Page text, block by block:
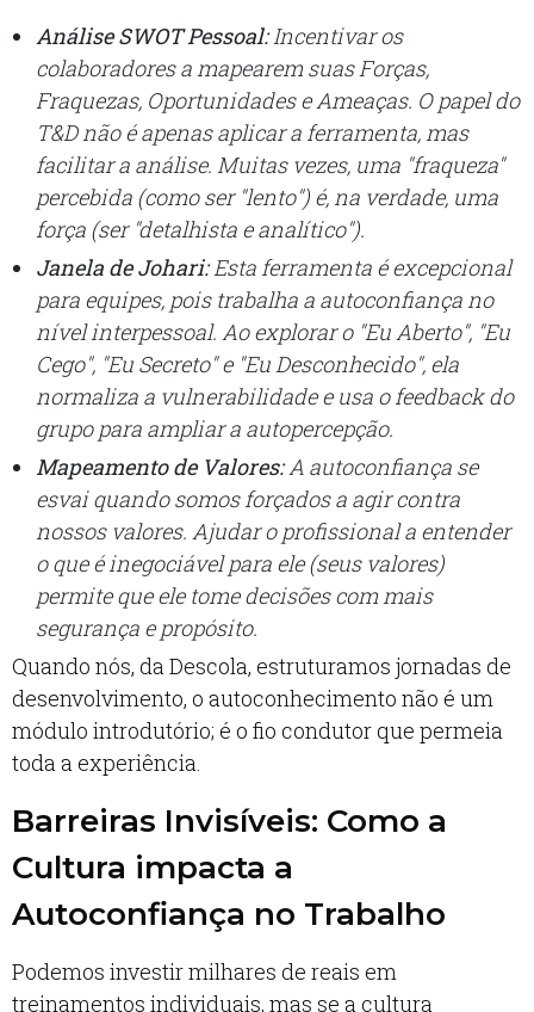
Análise SWOT Pessoal:Incentivar os
colaboradores a mapearem suas Forças,
Fraquezas, Oportunidades e Ameaças. O papel do
T&D não é apenas aplicar a ferramenta, mas
facilitar a análise. Muitas vezes, uma "fraqueza"
percebida (como ser "lento") é, na verdade, uma
força (ser "detalhista e analítico").
Janela de Johari:Esta ferramenta é excepcional
para equipes, pois trabalha a autoconfiança no
nível interpessoal. Ao explorar o "Eu Aberto", "Eu
Cego", "Eu Secreto" e "Eu Desconhecido", ela
normaliza a vulnerabilidade e usa o feedback do
grupo para ampliar a autopercepção.
Mapeamento de Valores:A autoconfiança se
esvai quando somos forçados a agir contra
nossos valores. Ajudar o profissional a entender
o que é inegociável para ele (seus valores)
permite que ele tome decisões com mais
segurança e propósito.
Quando nós, da Descola, estruturamos jornadas de
desenvolvimento, o autoconhecimento não é um
módulo introdutório; é o fio condutor que permeia
toda a experiência.
Barreiras Invisíveis: Como a
Cultura impacta a
Autoconfiança no Trabalho
Podemos investir milhares de reais em
treinamentos individuais, mas se a cultura